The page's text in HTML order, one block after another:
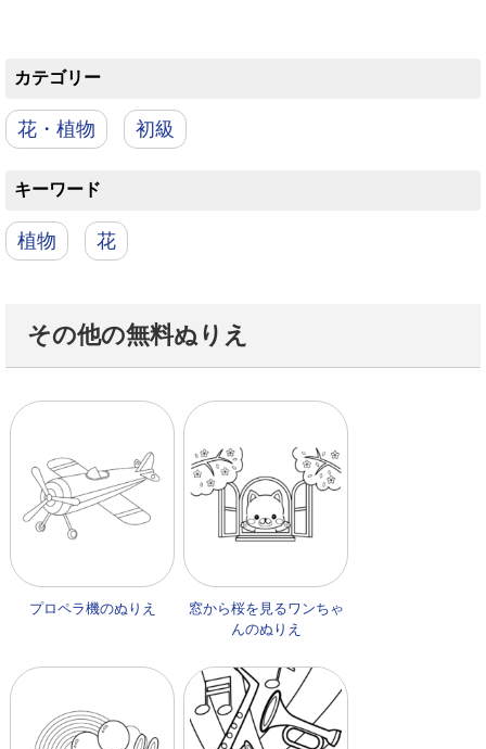
カテゴリー
花・植物 初級
キーワード
植物 花
その他の無料ぬりえ
プロペラ機のぬりえ
窓から桜を見るワンちゃ
んのぬりえ